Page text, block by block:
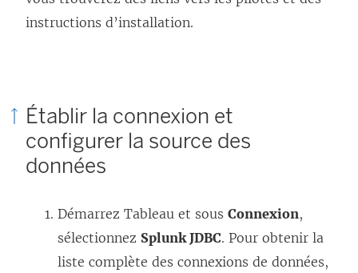
u
v
r
instructions d’installation.
Établir la connexion et
configurer la source des
données
Démarrez Tableau et sous Connexion,
sélectionnez Splunk JDBC. Pour obtenir la
liste complète des connexions de données,